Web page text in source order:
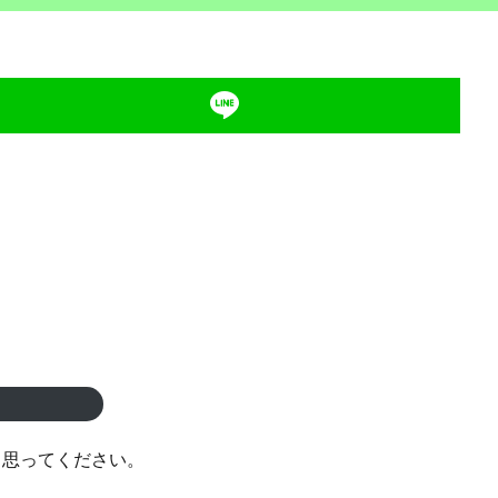
ってください。